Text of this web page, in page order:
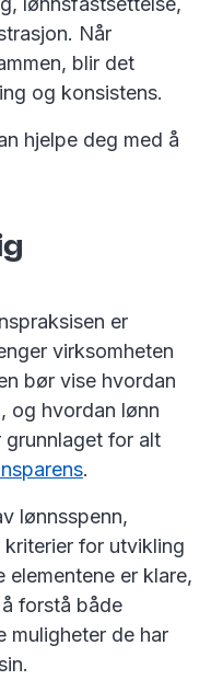
Når
blir det
og konsistens.
hjelpe deg med å
er
virksomheten
bør vise hvordan
og hvordan lønn
for alt
.
lønnsspenn,
for utvikling
elementene er klare,
forstå både
muligheter de har